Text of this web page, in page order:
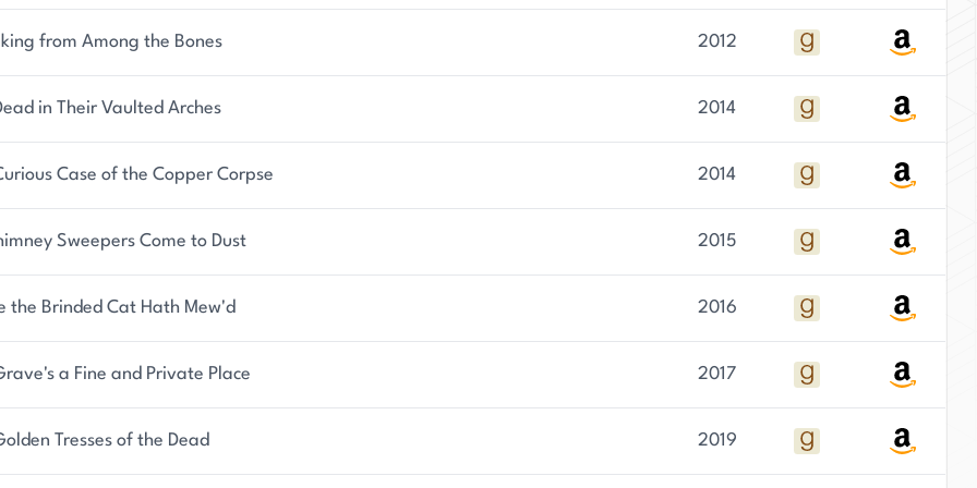
Chemiker und Hobbydetektivin namens
1950er Jahre ermittelt.
Katzen in Malta. Sein siebter Flavia de
eine Memoiren verfasst, 'The Shoebox
from Among the Bones 2012
in Their Vaulted Arches 2014
Case of the Copper Corpse 2014
Sweepers Come to Dust 2015
the Brinded Cat Hath Mew'd 2016
a Fine and Private Place 2017
Tresses of the Dead 2019